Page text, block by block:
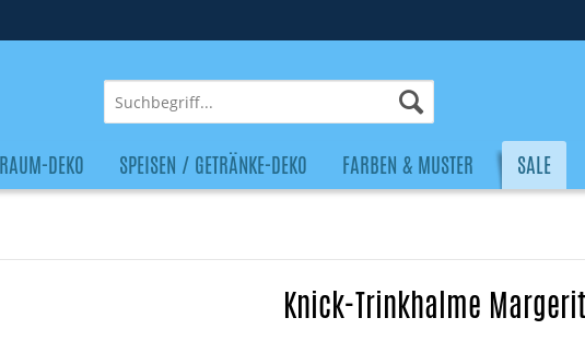
RAUM-DEKO SPEISEN / GETRÄNKE-DEKO FARBEN & MUSTER SALE
Knick-Trinkhalme